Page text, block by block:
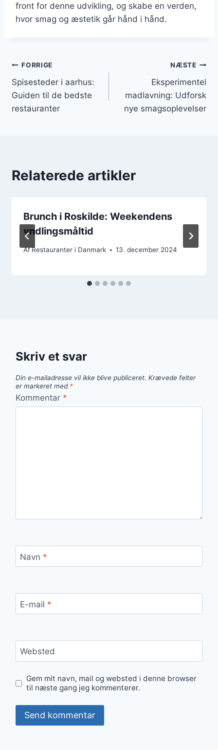
front for denne udvikling, og skabe en verden,
hvor smag og æstetik går hånd i hånd.
Indlægsnavigation
FORRIGE
Spisesteder i aarhus:
Guiden til de bedste
restauranter
NÆSTE
Eksperimentel
madlavning: Udforsk
nye smagsoplevelser
Relaterede artikler
Brunch i Roskilde: Weekendens
yndlingsmåltid
AfRestauranter i Danmark 13. december 2024
Skriv et svar
Din e-mailadresse vil ikke blive publiceret. Krævede felter
er markeret med *
Kommentar *
Navn *
E-mail *
Websted
Gem mit navn, mail og websted i denne browser
til næste gang jeg kommenterer.